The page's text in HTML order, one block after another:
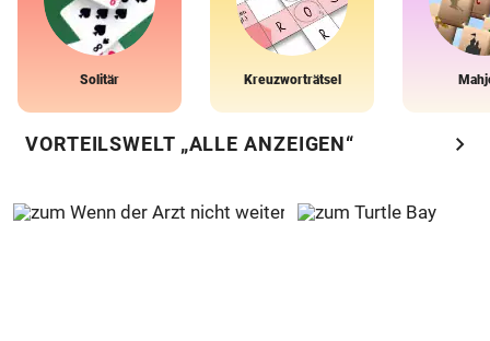
Solitär Kreuzworträtsel
VORTEILSWELT „ALLE ANZEIGEN“ chevron_right